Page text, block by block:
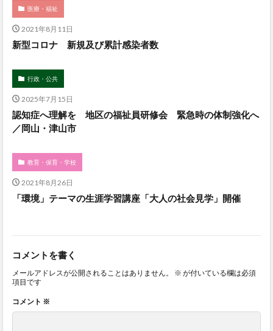
医療・福祉
2021年8月11日
新型コロナ 新規及び累計感染者数
行政・公共
2025年7月15日
認知症へ理解を 地区の福祉員研修会 緊急時の体制強化へ
／岡山・津山市
教育・保育・学校
2021年8月26日
「環境」テーマの生涯学習講座「大人の社会見学」開催
コメントを書く
メールアドレスが公開されることはありません。 ※ が付いている欄は必須
項目です
コメント ※